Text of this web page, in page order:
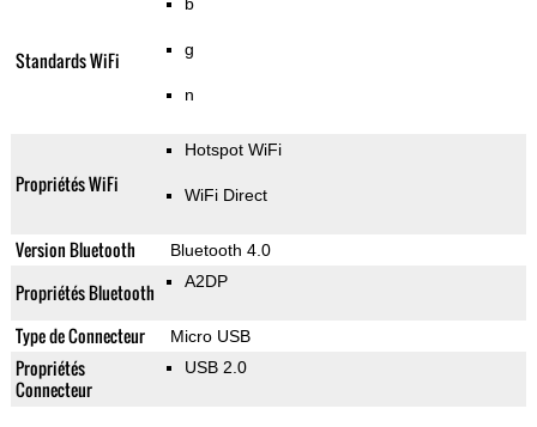
Standards WiFi g
n
Propriétés WiFi
Hotspot WiFi
WiFi Direct
Version Bluetooth Bluetooth 4.0
Propriétés Bluetooth A2DP
Type de Connecteur Micro USB
Propriétés
Connecteur
USB 2.0